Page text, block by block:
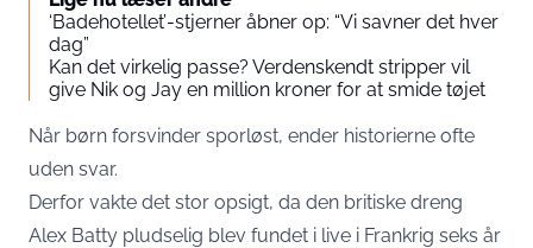
‘Badehotellet’-stjerner åbner op: “Vi savner det hver
dag”
Kan det virkelig passe? Verdenskendt stripper vil
give Nik og Jay en million kroner for at smide tøjet
Når børn forsvinder sporløst, ender historierne ofte
uden svar.
Derfor vakte det stor opsigt, da den britiske dreng
Alex Batty pludselig blev fundet i live i Frankrig seks år